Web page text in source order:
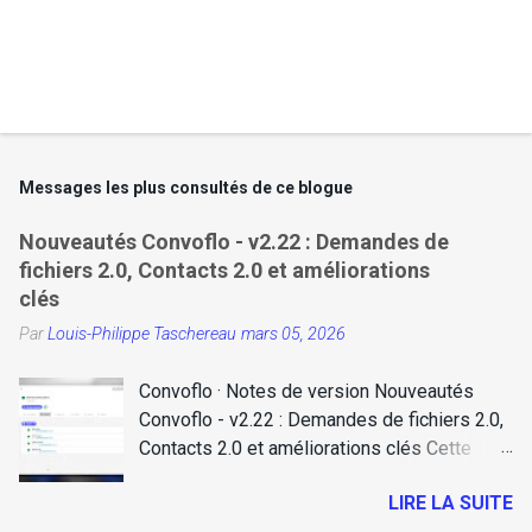
Messages les plus consultés de ce blogue
Nouveautés Convoflo - v2.22 : Demandes de
fichiers 2.0, Contacts 2.0 et améliorations
clés
ParLouis-Philippe Taschereau mars 05, 2026
Convoflo · Notes de version Nouveautés
Convoflo - v2.22 : Demandes de fichiers 2.0,
Contacts 2.0 et améliorations clés Cette
et fréquent : accélérer la collecte deLIRE LA SUITE